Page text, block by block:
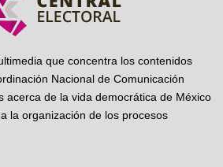
que concentra los contenidos
Nacional de Comunicación
acerca de la vida democrática de México
la organización de los procesos